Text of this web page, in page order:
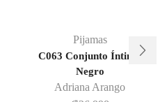
Pijamas
C063 Conjunto Íntimo
Negro
Adriana Arango